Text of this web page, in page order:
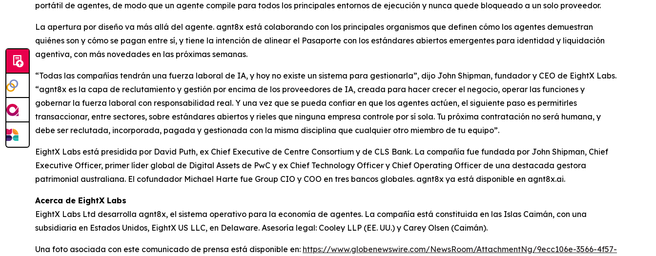
portátil de agentes, de modo que un agente compile para todos los principales entornos de ejecución y nunca quede bloqueado a un solo proveedor.
La apertura por diseño va más allá del agente. agnt8x está colaborando con los principales organismos que definen cómo los agentes demuestran
quiénes son y cómo se pagan entre sí, y tiene la intención de alinear el Pasaporte con los estándares abiertos emergentes para identidad y liquidación
agentiva, con más novedades en las próximas semanas.
“Todas las compañías tendrán una fuerza laboral de IA, y hoy no existe un sistema para gestionarla”, dijo John Shipman, fundador y CEO de EightX Labs.
“agnt8x es la capa de reclutamiento y gestión por encima de los proveedores de IA, creada para hacer crecer el negocio, operar las funciones y
gobernar la fuerza laboral con responsabilidad real. Y una vez que se pueda confiar en que los agentes actúen, el siguiente paso es permitirles
transaccionar, entre sectores, sobre estándares abiertos y rieles que ninguna empresa controle por sí sola. Tu próxima contratación no será humana, y
debe ser reclutada, incorporada, pagada y gestionada con la misma disciplina que cualquier otro miembro de tu equipo”.
EightX Labs está presidida por David Puth, ex Chief Executive de Centre Consortium y de CLS Bank. La compañía fue fundada por John Shipman, Chief
Executive Officer, primer líder global de Digital Assets de PwC y ex Chief Technology Officer y Chief Operating Officer de una destacada gestora
patrimonial australiana. El cofundador Michael Harte fue Group CIO y COO en tres bancos globales. agnt8x ya está disponible en agnt8x.ai.
Acerca de EightX Labs
EightX Labs Ltd desarrolla agnt8x, el sistema operativo para la economía de agentes. La compañía está constituida en las Islas Caimán, con una
subsidiaria en Estados Unidos, EightX US LLC, en Delaware. Asesoría legal: Cooley LLP (EE. UU.) y Carey Olsen (Caimán).
Una foto asociada con este comunicado de prensa está disponible en: https://www.globenewswire.com/NewsRoom/AttachmentNg/9ecc106e-3566-4f57-